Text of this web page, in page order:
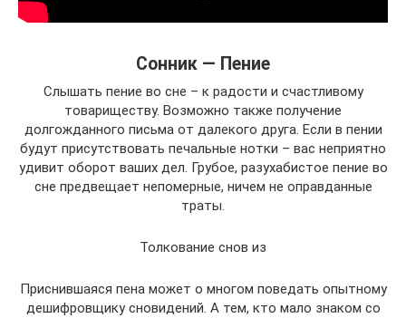
Сонник — Пение
Слышать пение во сне – к радости и счастливому
товариществу. Возможно также получение
долгожданного письма от далекого друга. Если в пении
будут присутствовать печальные нотки – вас неприятно
удивит оборот ваших дел. Грубое, разухабистое пение во
сне предвещает непомерные, ничем не оправданные
траты.
Толкование снов из
Приснившаяся пена может о многом поведать опытному
дешифровщику сновидений. А тем, кто мало знаком со